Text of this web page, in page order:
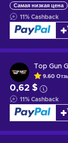
Самая низкая цена
11% Cashback
Top Gun
9.60
0,62 $
11% Cashback